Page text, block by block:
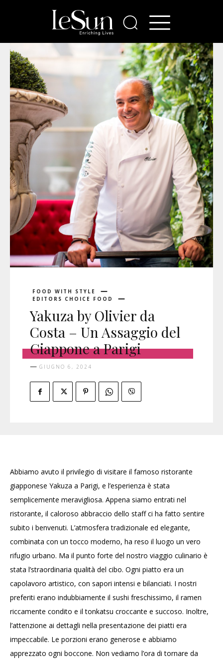
FOOD WITH STYLE
EDITORS CHOICE FOOD
Yakuza by Olivier da
Costa – Un Assaggio del
Giappone a Parigi
GIUGNO 6, 2024
Abbiamo avuto il privilegio di visitare il famoso ristorante
giapponese Yakuza a Parigi, e l’esperienza è stata
semplicemente meravigliosa. Appena siamo entrati nel
ristorante, il caloroso abbraccio dello staff ci ha fatto sentire
subito i benvenuti. L’atmosfera tradizionale ed elegante,
combinata con un tocco moderno, ha reso il luogo un vero
rifugio urbano. Ma il punto forte del nostro viaggio culinario è
stata l’straordinaria qualità del cibo. Ogni piatto era un
capolavoro artistico, con sapori intensi e bilanciati. I nostri
preferiti erano indubbiamente il sushi freschissimo, il ramen
riccamente condito e il tonkatsu croccante e succoso. Inoltre,
l’attenzione ai dettagli nella presentazione dei piatti era
impeccabile. Le porzioni erano generose e abbiamo
apprezzato ogni boccone. Non vediamo l’ora di tornare da